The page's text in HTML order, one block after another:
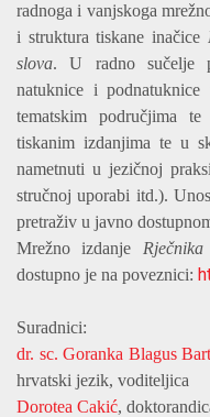
radnoga i vanjskoga
i struktura tiskane inačice
slova. U radno sučelje
natuknice i
tematskim područjima
tiskanim izdanjima te u
nametnuti u jezičnoj
stručnoj uporabi itd.).
pretraživ u javno
Mrežno izdanje
dostupno je na poveznici:
Suradnici:
dr. sc. Goranka Blagus
hrvatski jezik, voditeljica
Dorotea Cakić,